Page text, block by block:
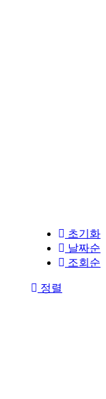
초기화
날짜순
조회순
정렬